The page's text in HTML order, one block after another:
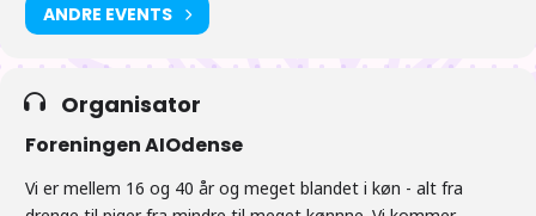
ANDRE EVENTS
Organisator
Foreningen AIOdense
Vi er mellem 16 og 40 år og meget blandet i køn - alt fra